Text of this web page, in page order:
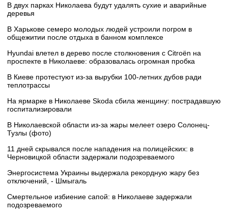
В двух парках Николаева будут удалять сухие и аварийные
деревья
В Харькове семеро молодых людей устроили погром в
общежитии после отдыха в банном комплексе
Hyundai влетел в дерево после столкновения с Citroën на
проспекте в Николаеве: образовалась огромная пробка
В Киеве протестуют из-за вырубки 100-летних дубов ради
теплотрассы
На ярмарке в Николаеве Skoda сбила женщину: пострадавшую
госпитализировали
В Николаевской области из-за жары мелеет озеро Солонец-
Тузлы (фото)
11 дней скрывался после нападения на полицейских: в
Черновицкой области задержали подозреваемого
Энергосистема Украины выдержала рекордную жару без
отключений, - Шмыгаль
Смертельное избиение сапой: в Николаеве задержали
подозреваемого